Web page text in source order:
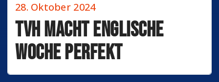
TVH macht Englische
Woche perfekt
28. Oktober 2024